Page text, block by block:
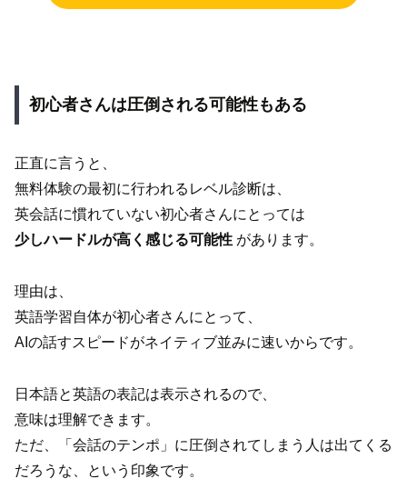
初心者さんは圧倒される可能性もある
正直に言うと、
無料体験の最初に行われるレベル診断は、
英会話に慣れていない初心者さんにとっては
少しハードルが高く感じる可能性 があります。
理由は、
英語学習自体が初心者さんにとって、
AIの話すスピードがネイティブ並みに速いからです。
日本語と英語の表記は表示されるので、
意味は理解できます。
ただ、「会話のテンポ」に圧倒されてしまう人は出てくる
だろうな、という印象です。